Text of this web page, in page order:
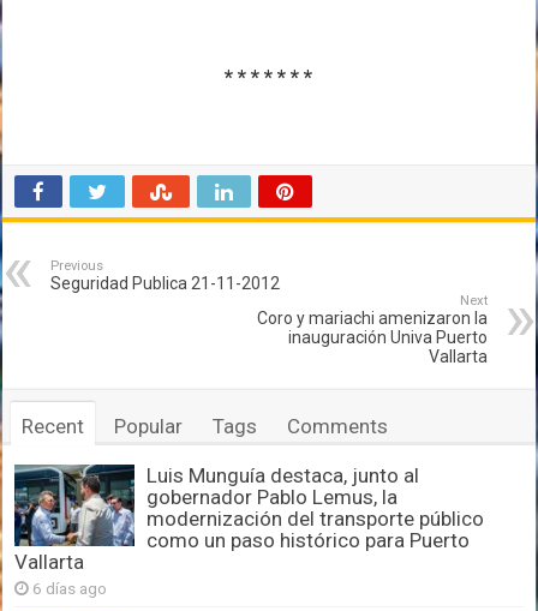
* * * * * * *
Previous
Seguridad Publica 21-11-2012
Next
Coro y mariachi amenizaron la
inauguración Univa Puerto
Vallarta
Recent Popular Tags Comments
Luis Munguía destaca, junto al
gobernador Pablo Lemus, la
modernización del transporte público
como un paso histórico para Puerto
Vallarta
6 días ago